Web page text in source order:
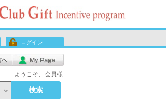
ログイン
ようこそ、会員様
検索